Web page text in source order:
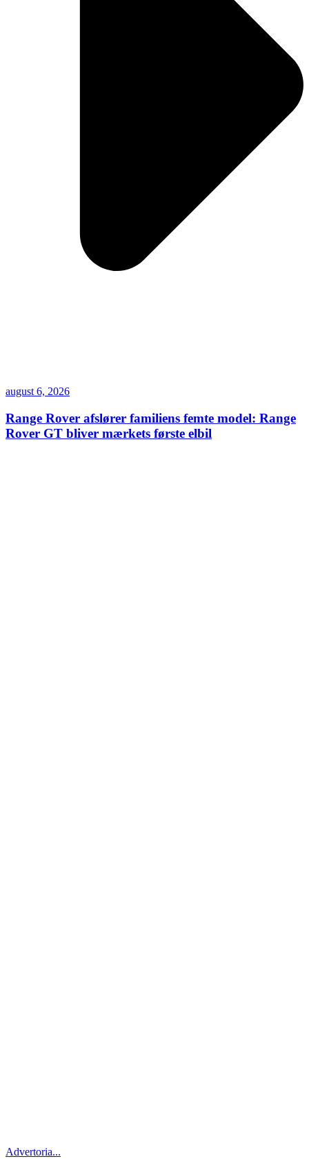
august 6, 2026
Range Rover afslører familiens femte model: Range
Rover GT bliver mærkets første elbil
Advertoria...